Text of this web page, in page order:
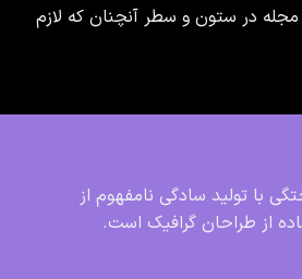
در ستون و سطر آنچنان که لازم
تولید سادگی نامفهوم از
طراحان گرافیک است.